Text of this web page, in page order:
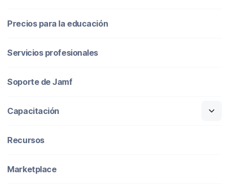
Precios para la educación
Servicios profesionales
Soporte de Jamf
Capacitación
Recursos
Marketplace